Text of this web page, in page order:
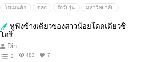
โรแมนติก ตลก รักวัยรุ่น มหาวิทยาลัย
หูฟังข้างเดียวของสาวน้อยโดดเดี่ยวชิ
โอริ
Din
2 483 7